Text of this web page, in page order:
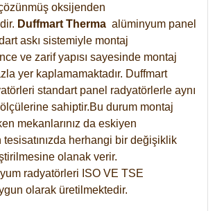
oksijenden
Duffmart Therma alüminyum panel
askı sistemiyle montaj
ve zarif yapısı sayesinde montaj
yer kaplamamaktadır. Duffmart
standart panel radyatörlerle aynı
sahiptir.Bu durum montaj
mekanlarınız da eskiyen
herhangi bir değişiklik
olanak verir.
radyatörleri ISO VE TSE
olarak üretilmektedir.